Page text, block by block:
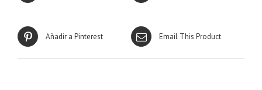
Añadir a Pinterest Email This Product